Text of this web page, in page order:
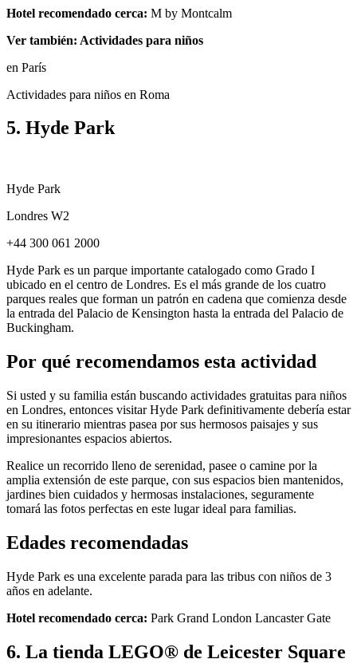
Hotel recomendado cerca: M by Montcalm
Ver también: Actividades para niños
en París
Actividades para niños en Roma
5. Hyde Park
Hyde Park
Londres W2
+44 300 061 2000
Hyde Park es un parque importante catalogado como Grado I
ubicado en el centro de Londres. Es el más grande de los cuatro
parques reales que forman un patrón en cadena que comienza desde
la entrada del Palacio de Kensington hasta la entrada del Palacio de
Buckingham.
Por qué recomendamos esta actividad
Si usted y su familia están buscando actividades gratuitas para niños
en Londres, entonces visitar Hyde Park definitivamente debería estar
en su itinerario mientras pasea por sus hermosos paisajes y sus
impresionantes espacios abiertos.
Realice un recorrido lleno de serenidad, pasee o camine por la
amplia extensión de este parque, con sus espacios bien mantenidos,
jardines bien cuidados y hermosas instalaciones, seguramente
tomará las fotos perfectas en este lugar ideal para familias.
Edades recomendadas
Hyde Park es una excelente parada para las tribus con niños de 3
años en adelante.
Hotel recomendado cerca: Park Grand London Lancaster Gate
6. La tienda LEGO® de Leicester Square